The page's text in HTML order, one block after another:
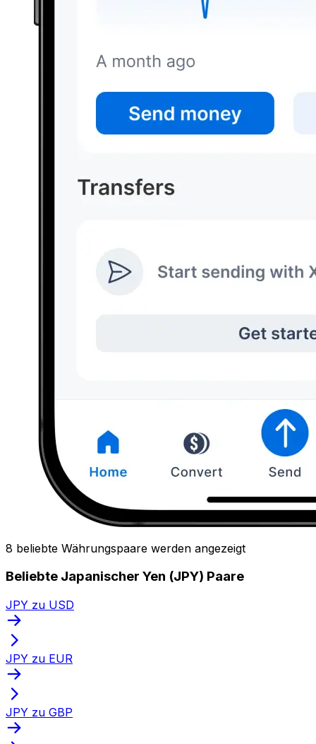
8 beliebte Währungspaare werden angezeigt
Beliebte Japanischer Yen (JPY) Paare
JPY zu USD
JPY zu EUR
JPY zu GBP